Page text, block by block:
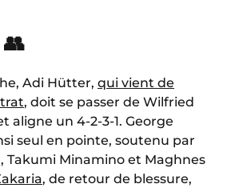
Adi Hütter, qui vient de
, doit se passer de Wilfried
aligne un 4-2-3-1. George
seul en pointe, soutenu par
Takumi Minamino et Maghnes
, de retour de blessure,